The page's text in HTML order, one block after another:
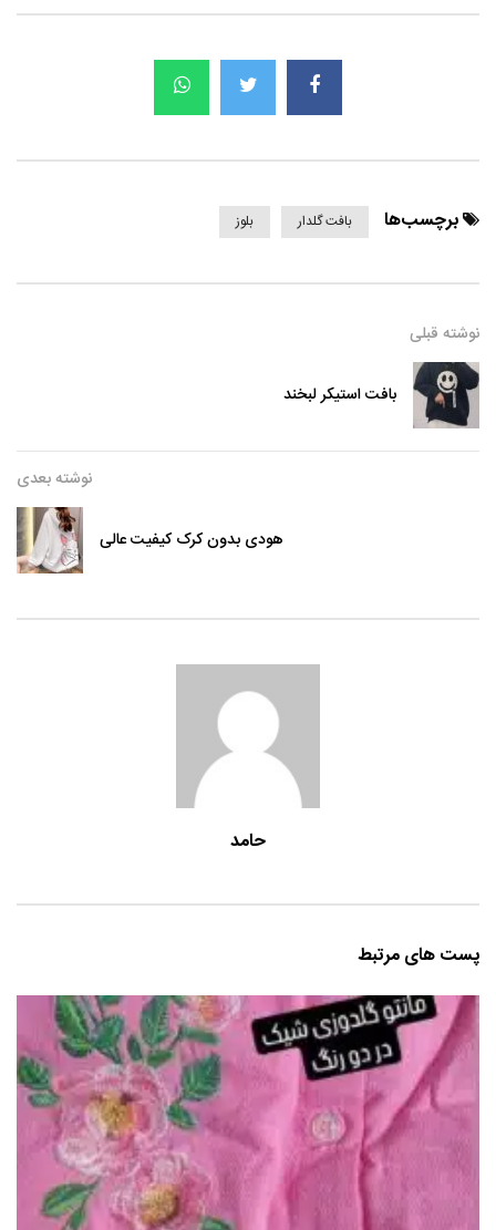
برچسب‌ها بافت گلدار بلوز
نوشته قبلی
بافت استیکر لبخند
نوشته بعدی
هودی بدون کرک کیفیت عالی
حامد
پست های مرتبط